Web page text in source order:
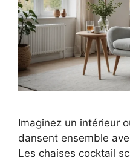
Imaginez un intérieur
dansent ensemble
Les chaises cocktail